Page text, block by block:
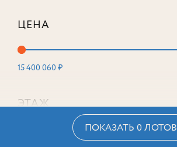
ЦЕНА
15 400 060 ₽
ЭТАЖ
ПОКАЗАТЬ 0 ЛОТОВ